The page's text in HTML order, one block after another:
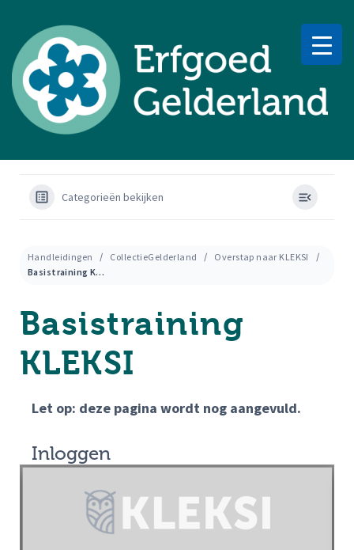
Categorieën bekijken
Handleidingen CollectieGelderland
Overstap naar KLEKSI
Basistraining KLEKSI
Basistraining
KLEKSI
Let op: deze pagina wordt nog aangevuld.
Inloggen